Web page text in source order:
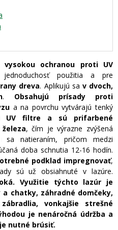
ochranou proti UV
použitia a pre
dreva. Aplikujú sa v dvoch,
. Obsahujú prísady proti
a na povrchu vytvárajú tenký
UV filtre a sú prifarbené
, čím je výrazne zvýšená
sa natieraním, pričom medzi
doba schnutia 12-16 hodín.
podklad impregnovať,
sú už obsiahnuté v lazúre.
Využitie týchto lazúr je
chatky, záhradné domčeky,
vonkajšie strešné
je nenáročná údržba a
nutné brúsiť.